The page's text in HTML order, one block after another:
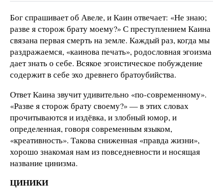
Бог спрашивает об Авеле, и Каин отвечает: «Не знаю;
разве я сторож брату моему?» С преступлением Каина
связана первая смерть на земле. Каждый раз, когда мы
раздражаемся, «каинова печать», родословная эгоизма
дает знать о себе. Всякое эгоистическое побуждение
содержит в себе эхо древнего братоубийства.
Ответ Каина звучит удивительно «по-сов­ремен­ному».
«Разве я сторож брату своему?» — в этих словах
прочитываются и издёвка, и злобный юмор, и
определенная, говоря современным языком,
«креативность». Такова сниженная «правда жизни»,
хорошо знакомая нам из повседневности и носящая
название цинизма.
ЦИНИКИ